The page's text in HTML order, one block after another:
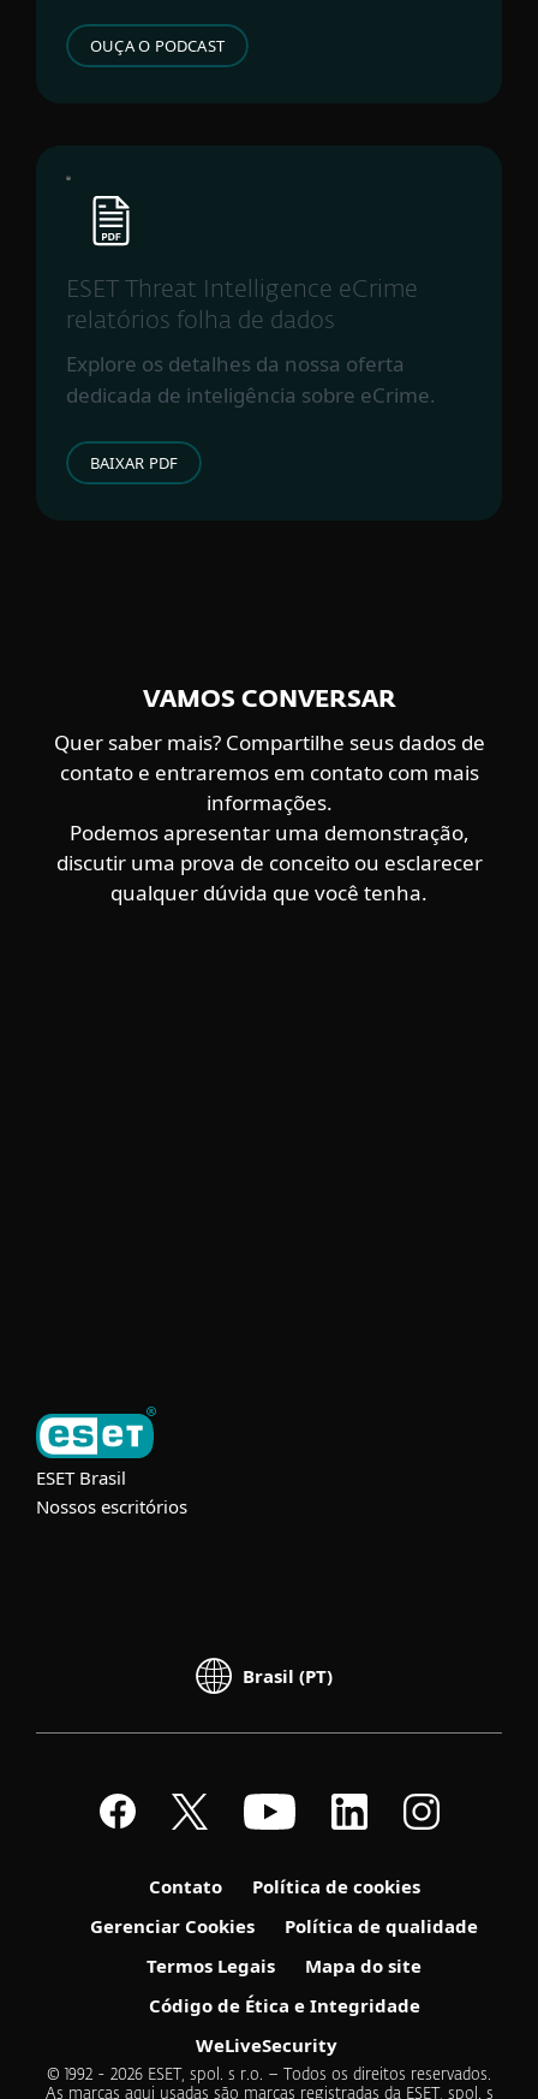
OUÇA O PODCAST
ESET Threat Intelligence eCrime
relatórios folha de dados
Explore os detalhes da nossa oferta
dedicada de inteligência sobre eCrime.
BAIXAR PDF
VAMOS CONVERSAR
Quer saber mais? Compartilhe seus dados de
contato e entraremos em contato com mais
informações.
Podemos apresentar uma demonstração,
discutir uma prova de conceito ou esclarecer
qualquer dúvida que você tenha.
ESET Brasil
Nossos escritórios
Brasil (PT)
Contato
Política de cookies
Gerenciar Cookies
Política de qualidade
Termos Legais
Mapa do site
Código de Ética e Integridade
WeLiveSecurity
© 1992 - 2026 ESET, spol. s r.o. – Todos os direitos reservados.
As marcas aqui usadas são marcas registradas da ESET, spol. s